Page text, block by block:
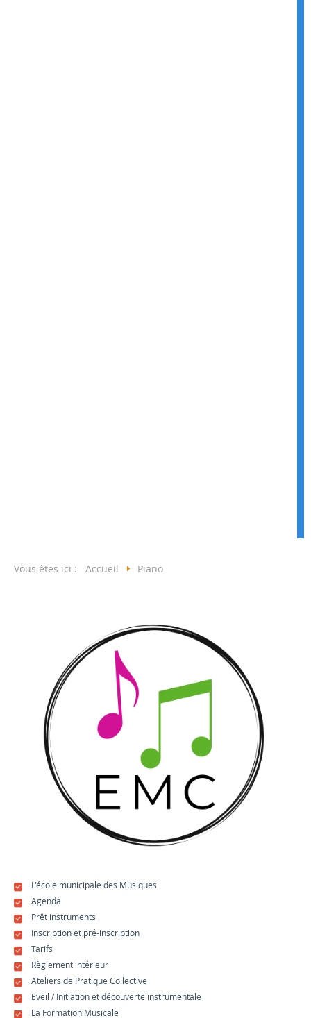
Vous êtes ici : Accueil Piano
L'école municipale des Musiques
Agenda
Prêt instruments
Inscription et pré-inscription
Tarifs
Règlement intérieur
Ateliers de Pratique Collective
Eveil / Initiation et découverte instrumentale
La Formation Musicale